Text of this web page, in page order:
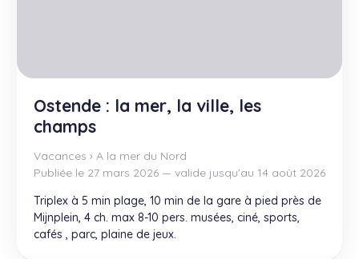
Ostende : la mer, la ville, les
champs
Vacances › A la mer du Nord
Publiée le 27 mars 2026 — valide jusqu’au 14 août 2026
Triplex à 5 min plage, 10 min de la gare à pied près de
Mijnplein, 4 ch. max 8-10 pers. musées, ciné, sports,
cafés , parc, plaine de jeux.